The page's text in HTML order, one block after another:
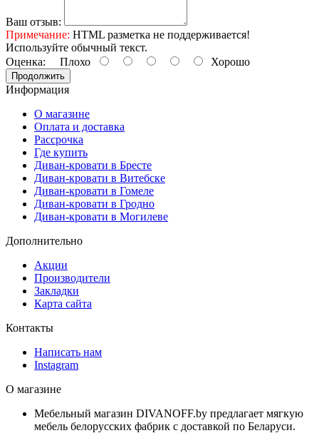
Ваш отзыв:
Примечание: HTML разметка не поддерживается!
Используйте обычный текст.
Оценка: Плохо Хорошо
Продолжить
Информация
О магазине
Оплата и доставка
Рассрочка
Где купить
Диван-кровати в Бресте
Диван-кровати в Витебске
Диван-кровати в Гомеле
Диван-кровати в Гродно
Диван-кровати в Могилеве
Дополнительно
Акции
Производители
Закладки
Карта сайта
Контакты
Написать нам
Instagram
О магазине
Мебельный магазин DIVANOFF.by предлагает мягкую
мебель белорусских фабрик с доставкой по Беларуси.